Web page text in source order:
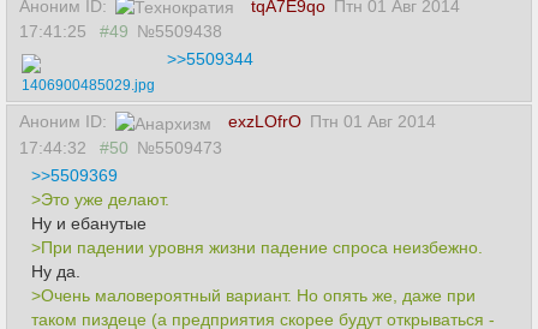
Аноним ID: tqA7E9qo Птн 01 Авг 2014
17:41:25
#49 №5509438
1406900485029.jpg
>>5509344
Аноним ID: exzLOfrO Птн 01 Авг 2014
17:44:32
#50 №5509473
>>5509369
>Это уже делают.
Ну и ебанутые
>При падении уровня жизни падение спроса неизбежно.
Ну да.
>Очень маловероятный вариант. Но опять же, даже при
таком пиздеце (а предприятия скорее будут открываться -